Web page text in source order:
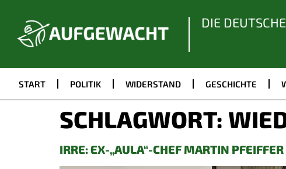
DIE
START POLITIK WIDERSTAND GESCHICHTE
SCHLAGWORT:
IRRE: EX-„AULA“-CHEF MARTIN